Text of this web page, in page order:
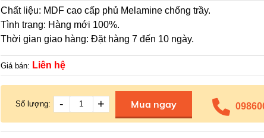
Chất liệu: MDF cao cấp phủ Melamine chống trầy.
Tình trạng: Hàng mới 100%.
Thời gian giao hàng: Đặt hàng 7 đến 10 ngày.
Giá bán: Liên hệ
Số lượng: - + Mua ngay